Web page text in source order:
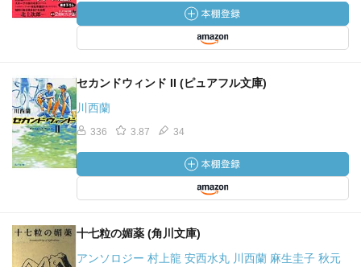
セカンドウィンド II (ピュアフル文庫)
川西蘭
336 3.87 34
十七粒の媚薬 (角川文庫)
アンソロジー 村上龍 安西水丸 川西蘭 麻生圭子 秋元